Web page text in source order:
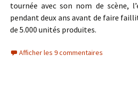
tournée avec son nom de scène,
pendant deux ans avant de faire
de 5.000 unités produites.
Afficher les 9 commentaires